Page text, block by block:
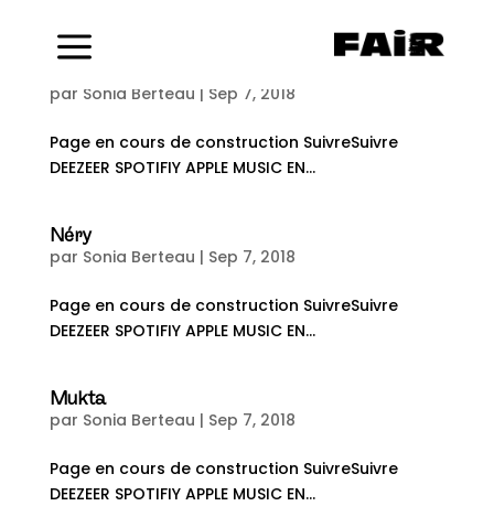
par Sonia Berteau | Sep 7, 2018
Page en cours de construction SuivreSuivre
DEEZEER SPOTIFIY APPLE MUSIC EN...
Néry
par Sonia Berteau | Sep 7, 2018
Page en cours de construction SuivreSuivre
DEEZEER SPOTIFIY APPLE MUSIC EN...
Mukta
par Sonia Berteau | Sep 7, 2018
Page en cours de construction SuivreSuivre
DEEZEER SPOTIFIY APPLE MUSIC EN...